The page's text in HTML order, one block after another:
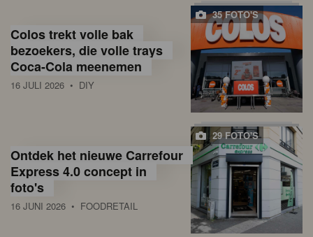
35 FOTO'S
Colos trekt volle bak
bezoekers, die volle trays
Coca-Cola meenemen
16 JULI 2026 • DIY
29 FOTO'S
Ontdek het nieuwe Carrefour
Express 4.0 concept in
foto's
16 JUNI 2026 • FOODRETAIL